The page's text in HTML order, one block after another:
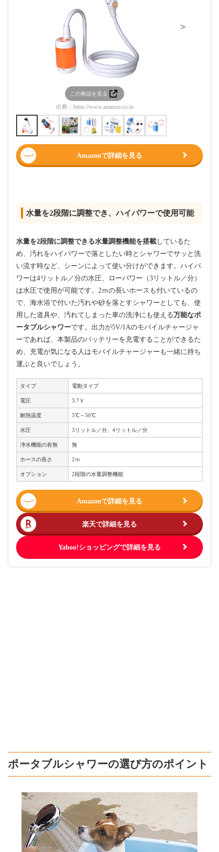
この商品を見る
出典： https://www.amazon.co.jp
＞
Amazonで詳細を見る
水量を2段階に調整でき、ハイパワーで使用可能
水量を2段階に調整できる水量調整機能を搭載 しているた
め、汚れをハイパワーで落としたい時とシャワーでサッと洗
い流す時など、シーンによって使い分けができます。ハイパ
ワーは4リットル／分の水圧、ローパワー（3リットル／分）
は水圧で使用が可能です。2ｍの長いホースも付いているの
で、海水浴で付いた汚れや砂を落とすシャワーとしても、使
用した道具や、汚れてしまった車の洗浄にも使える万能なポ
ータブルシャワーです。出力が5V/1Aのモバイルチャージャ
ーであれば、本製品のバッテリーを充電することができるた
め、充電が気になる人はモバイルチャージャーも一緒に持ち
運ぶと良いでしょう。
タイプ 電動タイプ
電圧 3.7Ｖ
耐熱温度 5℃～50℃
水圧 3リットル／分、4リットル／分
浄水機能の有無 無
ホースの長さ 2ｍ
オプション 2段階の水量調整機能
Amazonで詳細を見る
楽天で詳細を見る
Yahoo!ショッピングで詳細を見る
ポータブルシャワーの選び方のポイント